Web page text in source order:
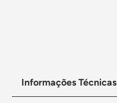
Informações Técnicas